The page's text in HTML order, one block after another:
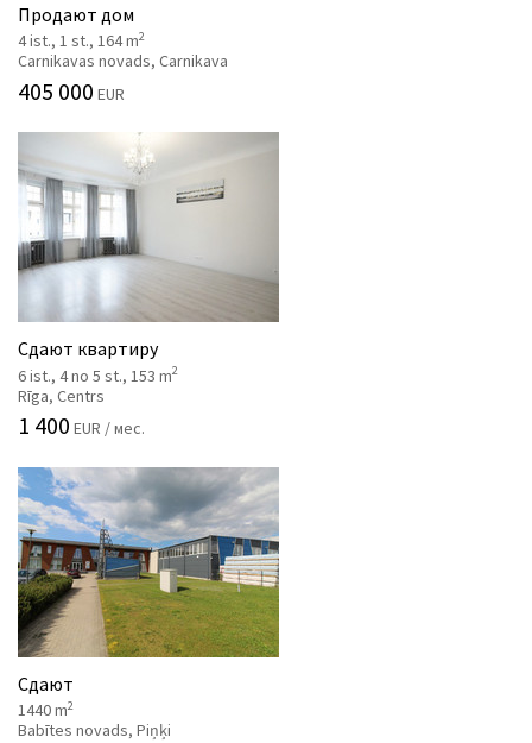
Продают дом
4 ist., 1 st., 164 m2
Carnikavas novads, Carnikava
405 000 EUR
Сдают квартиру
6 ist., 4 no 5 st., 153 m2
Rīga, Centrs
1 400 EUR / мес.
Сдают
1440 m2
Babītes novads, Piņķi